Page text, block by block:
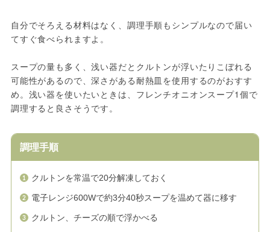
自分でそろえる材料はなく、調理手順もシンプルなので届い
てすぐ食べられますよ。
スープの量も多く、浅い器だとクルトンが浮いたりこぼれる
可能性があるので、深さがある耐熱皿を使用するのがおすす
め。浅い器を使いたいときは、フレンチオニオンスープ1個で
調理すると良さそうです。
調理手順
クルトンを常温で20分解凍しておく
電子レンジ600Wで約3分40秒スープを温めて器に移す
クルトン、チーズの順で浮かべる